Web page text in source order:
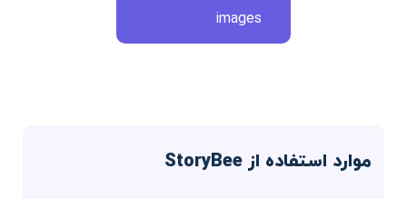
images
موارد استفاده از StoryBee